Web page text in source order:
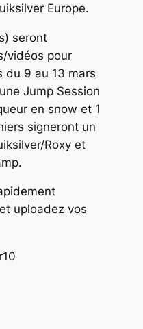
Europe.
seront
vidéos pour
du 9 au 13 mars
Jump Session
en snow et 1
signeront un
Roxy et
uploadez vos